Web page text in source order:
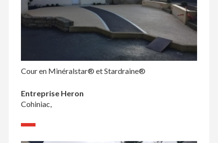
Cour en Minéralstar® et Stardraine®
Entreprise Heron
Cohiniac,